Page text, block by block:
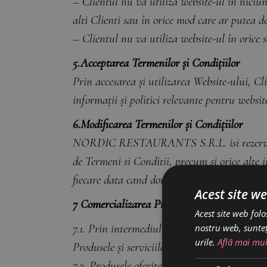
alti Clienti sau în orice mod care ar putea
– Clientul nu va utiliza website-ul în orice
5.Acceptarea Termenilor și Condițiilor
Prin accesarea și utilizarea Website-ului,
informații și politici relevante pentru
6.Modificarea Termenilor și Condițiilor
NORDIC RESTAURANTS S.R.L. isi
de Termeni si Conditii, precum si orice alte
fiecare data cand doriti sa initiati o
7 Comercializarea Produselor prin
7.1. Prin intermediul websiteului https://
Produsele și serviciile promovate si oferite
Acest site
Acest site web
nostru web,
urile. Află mai